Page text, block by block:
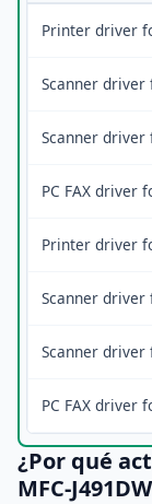
Printer driver
Scanner driver
Scanner driver
PC FAX driver
Printer driver
Scanner driver
Scanner driver
PC FAX driver
¿Por qué
MFC-